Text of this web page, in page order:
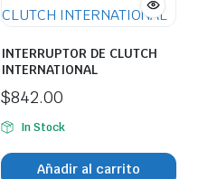
INTERRUPTOR DE CLUTCH
INTERNATIONAL
$842.00
In Stock
Añadir al carrito